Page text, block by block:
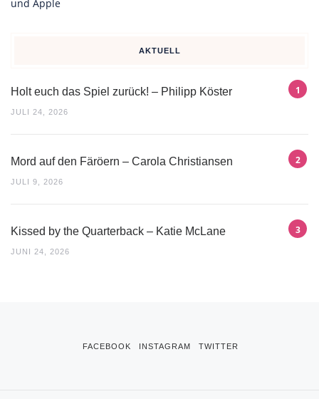
AKTUELL
Holt euch das Spiel zurück! – Philipp Köster
JULI 24, 2026
Mord auf den Färöern – Carola Christiansen
JULI 9, 2026
Kissed by the Quarterback – Katie McLane
JUNI 24, 2026
FACEBOOK INSTAGRAM TWITTER